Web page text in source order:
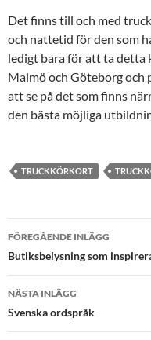
Det finns till och med
och nattetid för den som
ledigt bara för att ta detta
Malmö och Göteborg och
att se på det som finns
den bästa möjliga
TRUCKKÖRKORT
FÖREGÅENDE INLÄGG
Butiksbelysning som
NÄSTA INLÄGG
Svenska ordspråk